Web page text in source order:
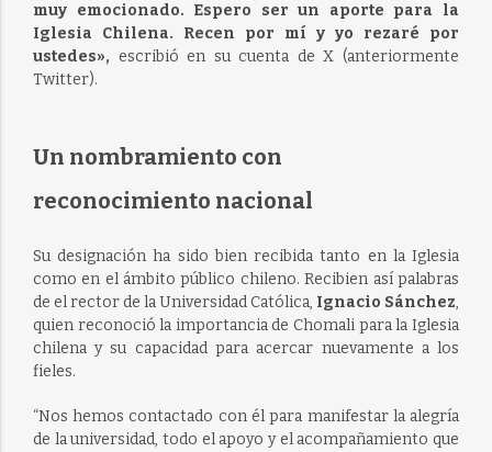
muy emocionado. Espero ser un aporte para la
Iglesia Chilena. Recen por mí y yo rezaré por
ustedes», escribió en su cuenta de X (anteriormente
Twitter).
Un nombramiento con
reconocimiento nacional
Su designación ha sido bien recibida tanto en la Iglesia
como en el ámbito público chileno. Recibien así palabras
de el rector de la Universidad Católica, Ignacio Sánchez,
quien reconoció la importancia de Chomali para la Iglesia
chilena y su capacidad para acercar nuevamente a los
fieles.
“Nos hemos contactado con él para manifestar la alegría
de la universidad, todo el apoyo y el acompañamiento que